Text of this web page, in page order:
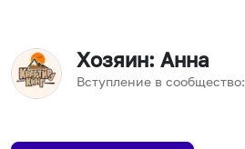
Хозяин: Анна
Вступление в сообщество: